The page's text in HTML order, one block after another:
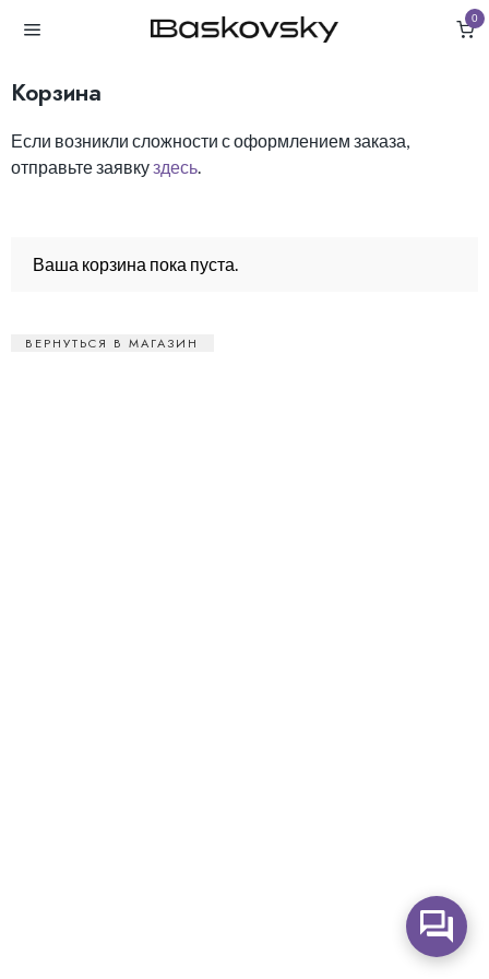
0
Корзина
Если возникли сложности с оформлением заказа,
отправьте заявкуздесь.
Ваша корзина пока пуста.
ВЕРНУТЬСЯ В МАГАЗИН